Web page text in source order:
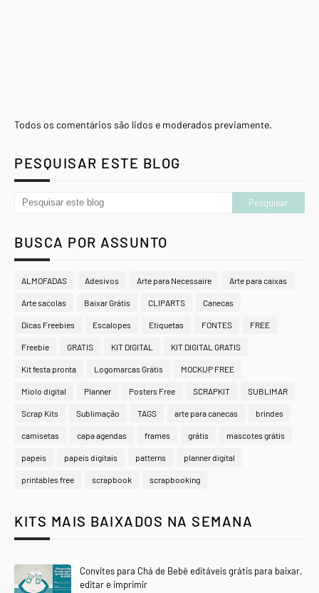
Todos os comentários são lidos e moderados previamente.
PESQUISAR ESTE BLOG
BUSCA POR ASSUNTO
ALMOFADAS Adesivos Arte para Necessaire Arte para caixas
Arte sacolas Baixar Grátis CLIPARTS Canecas
Dicas Freebies Escalopes Etiquetas FONTES FREE
Freebie GRATIS KIT DIGITAL KIT DIGITAL GRATIS
Kit festa pronta Logomarcas Grátis MOCKUP FREE
Miolo digital Planner Posters Free SCRAPKIT SUBLIMAR
Scrap Kits Sublimação TAGS arte para canecas brindes
camisetas capa agendas frames grátis mascotes grátis
papeis papeis digitais patterns planner digital
printables free scrapbook scrapbooking
KITS MAIS BAIXADOS NA SEMANA
Convites para Chá de Bebê editáveis grátis para baixar,
editar e imprimir